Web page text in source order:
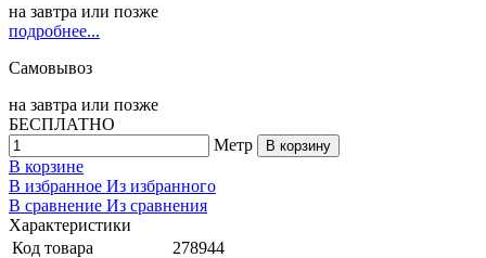
на завтра или позже
подробнее...
Самовывоз
на завтра или позже
БЕСПЛАТНО
Метр
В корзину
В корзине
В избранное Из избранного
В сравнение Из сравнения
Характеристики
Код товара
278944